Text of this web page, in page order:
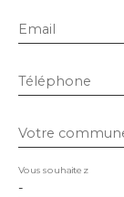
Email
Téléphone
Votre
-
Vous souhaitez